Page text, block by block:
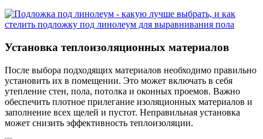
Установка теплоизоляционных материалов
После выбора подходящих материалов необходимо правильно
установить их в помещении. Это может включать в себя
утепление стен, пола, потолка и оконных проемов. Важно
обеспечить плотное прилегание изоляционных материалов и
заполнение всех щелей и пустот. Неправильная установка
может снизить эффективность теплоизоляции.